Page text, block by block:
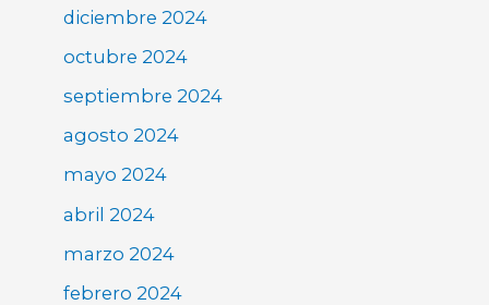
diciembre 2024
octubre 2024
septiembre 2024
agosto 2024
mayo 2024
abril 2024
marzo 2024
febrero 2024